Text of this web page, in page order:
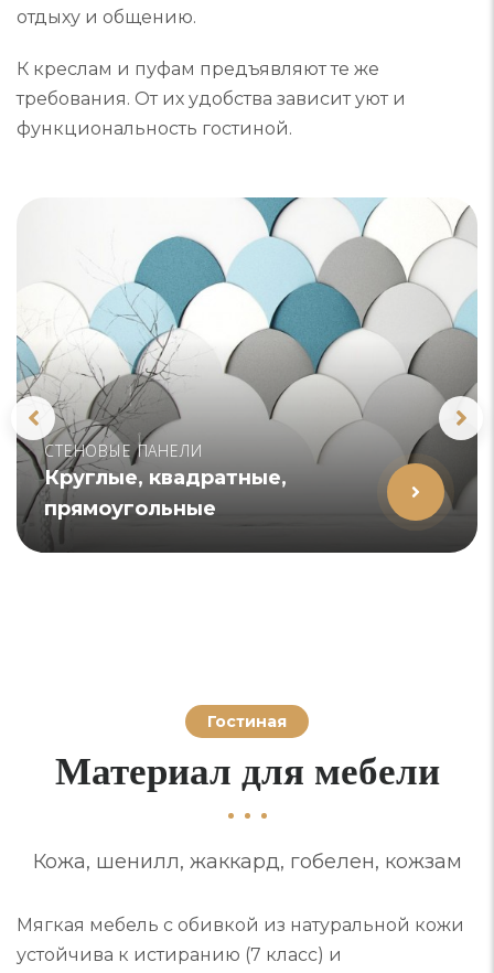
отдыху и общению.
К креслам и пуфам предъявляют те же
требования. От их удобства зависит уют и
функциональность гостиной.
СТЕНОВЫЕ ПАНЕЛИ
Круглые, квадратные,
прямоугольные
Гостиная
Материал для мебели
Кожа, шенилл, жаккард, гобелен, кожзам
Мягкая мебель с обивкой из натуральной кожи
устойчива к истиранию (7 класс) и